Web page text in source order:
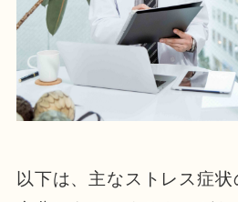
以下は、主なストレス症状